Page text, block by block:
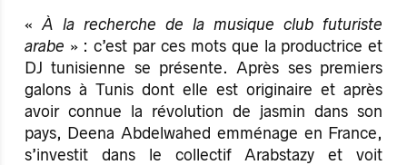
« À la recherche de la musique club futuriste
arabe » : c’est par ces mots que la productrice et
DJ tunisienne se présente. Après ses premiers
galons à Tunis dont elle est originaire et après
avoir connue la révolution de jasmin dans son
pays, Deena Abdelwahed emménage en France,
s’investit dans le collectif Arabstazy et voit